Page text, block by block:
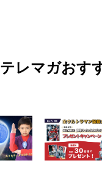
テレマガおす